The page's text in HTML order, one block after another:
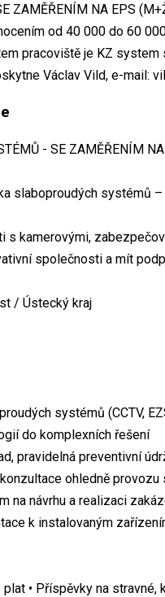
ZAMĚŘENÍM NA EPS
od 40 000 do 60
pracoviště je KZ
Václav Vild, e-mail:
- SE ZAMĚŘENÍM
slaboproudých systémů –
s kamerovými,
společnosti a mít
/ Ústecký kraj
systémů (CCTV,
do komplexních řešení
pravidelná preventivní
ohledně
na návrhu a realizaci
k instalovaným
• Příspěvky na